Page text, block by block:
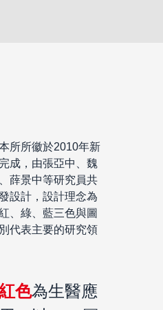
所所徽於2010年新
成，由張亞中、魏
薛景中等研究員共
設計，設計理念為
、綠、藍三色與圖
代表主要的研究領
色為生醫應